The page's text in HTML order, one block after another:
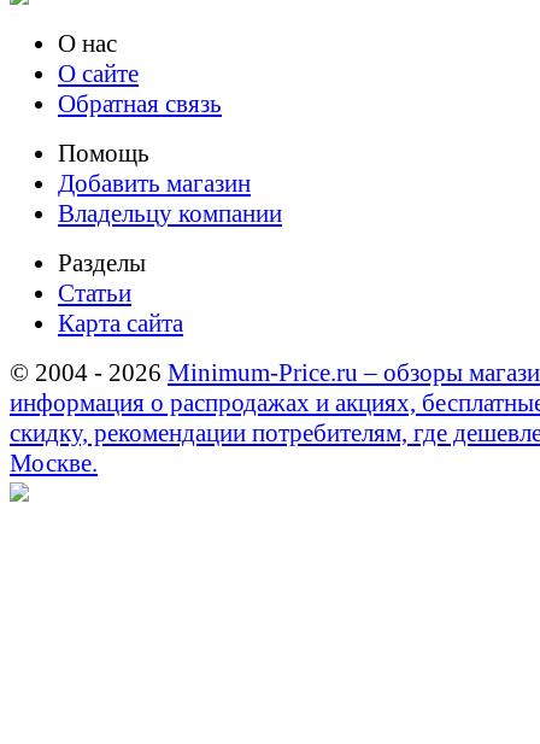
О нас
О сайте
Обратная связь
Помощь
Добавить магазин
Владельцу компании
Разделы
Статьи
Карта сайта
© 2004 - 2026 Minimum-Price.ru – обзоры
информация о распродажах и акциях,
скидку, рекомендации потребителям, где
Москве.